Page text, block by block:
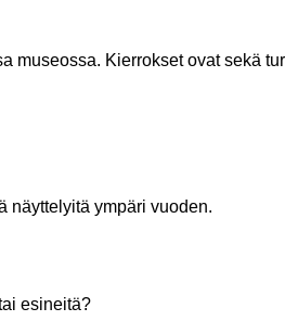
museossa. Kierrokset ovat sekä
näyttelyitä ympäri vuoden.
esineitä?